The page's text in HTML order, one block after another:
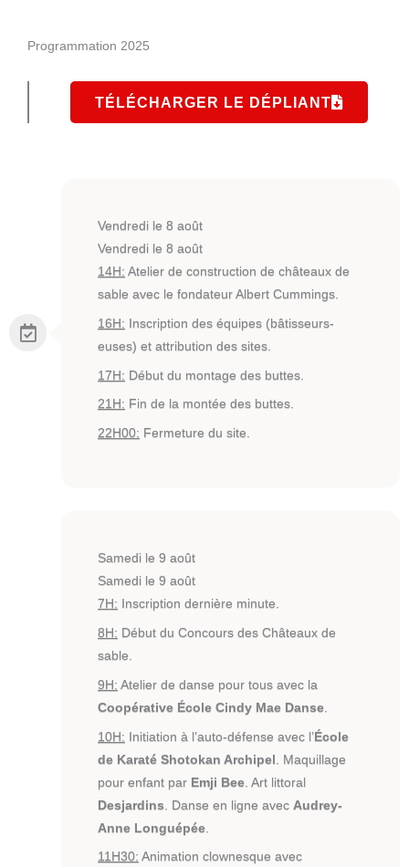
Programmation 2025
TÉLÉCHARGER LE DÉPLIANT
Vendredi le 8 août
Vendredi le 8 août
14H: Atelier de construction de châteaux de
sable avec le fondateur Albert Cummings.
16H: Inscription des équipes (bâtisseurs-
euses) et attribution des sites.
17H: Début du montage des buttes.
21H: Fin de la montée des buttes.
22H00: Fermeture du site.
Samedi le 9 août
Samedi le 9 août
7H: Inscription dernière minute.
8H: Début du Concours des Châteaux de
sable.
9H: Atelier de danse pour tous avec la
Coopérative École Cindy Mae Danse
10H: Initiation à l’auto-défense avec l’École
de Karaté Shotokan Archipel . Maquillage
pour enfant par Emji Bee . Art littoral
Desjardins . Danse en ligne avec Audrey-
Anne Longuépée
11H30: Animation clownesque avec